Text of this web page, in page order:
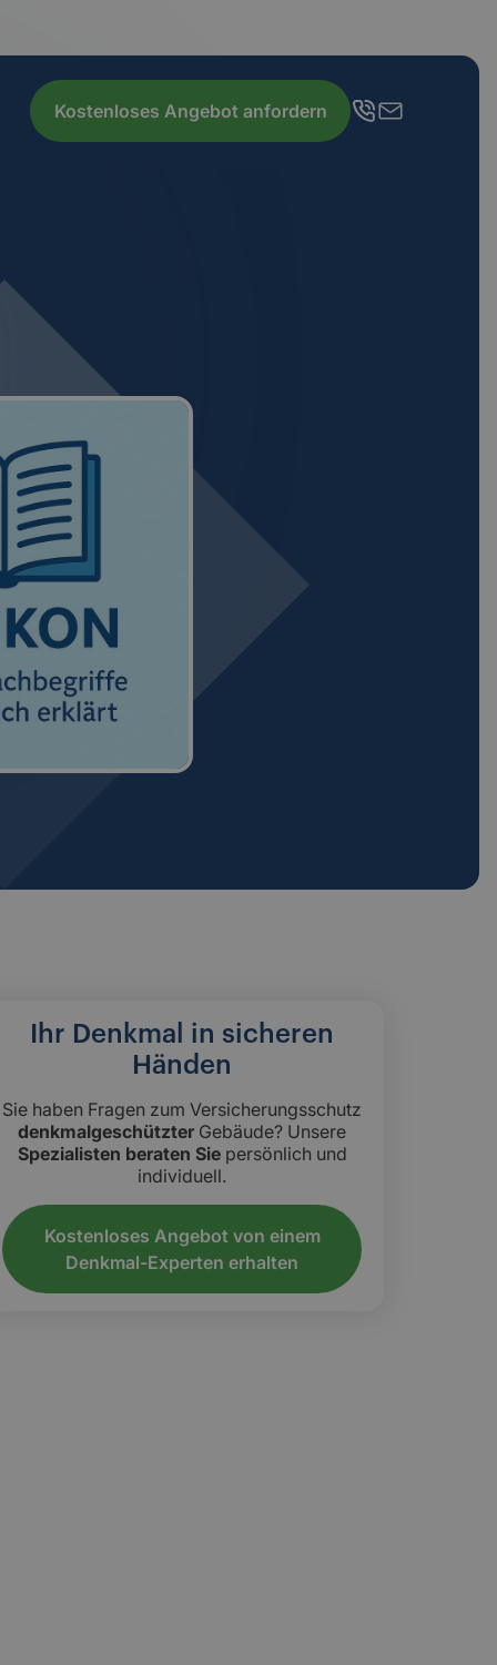
Kostenloses Angebot anfordern
Ihr Denkmal in sicheren
Händen
Sie haben Fragen zum Versicherungsschutz
denkmalgeschützter Gebäude? Unsere
Spezialisten beraten Sie persönlich und
individuell.
Kostenloses Angebot von einem
Denkmal-Experten erhalten